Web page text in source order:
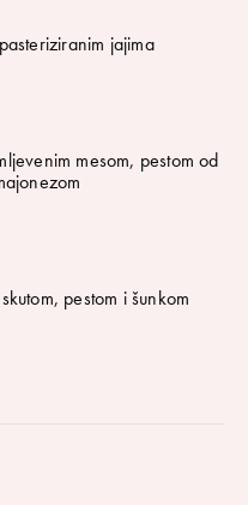
jajima
mesom, pestom od
pestom i šunkom